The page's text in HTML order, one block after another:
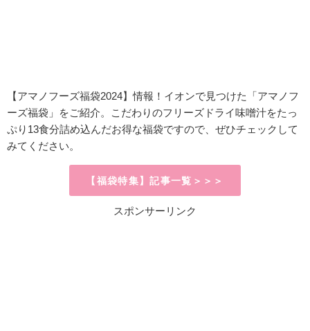
【アマノフーズ福袋2024】情報！イオンで見つけた「アマノフ
ーズ福袋」をご紹介。こだわりのフリーズドライ味噌汁をたっ
ぷり13食分詰め込んだお得な福袋ですので、ぜひチェックして
みてください。
【福袋特集】記事一覧＞＞＞
スポンサーリンク